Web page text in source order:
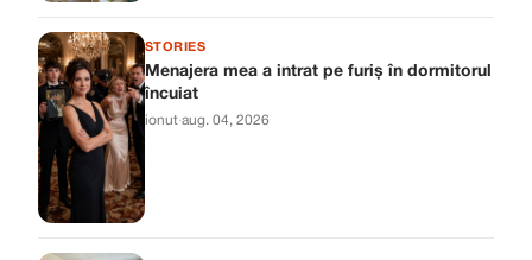
STORIES
Menajera mea a intrat pe furiș în dormitorul
încuiat
ionut·aug. 04, 2026